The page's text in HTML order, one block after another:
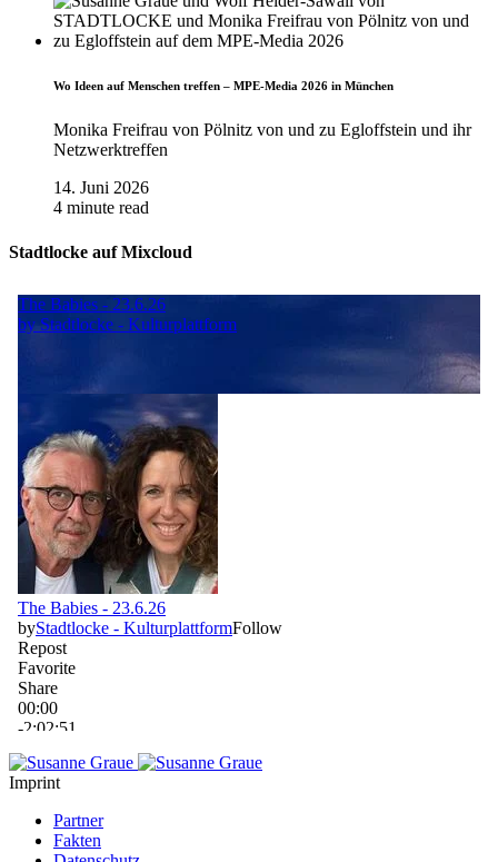
Wo Ideen auf Menschen treffen – MPE-Media 2026 in München
Monika Freifrau von Pölnitz von und zu Egloffstein und ihr
Netzwerktreffen
14. Juni 2026
4 minute read
Stadtlocke auf Mixcloud
Imprint
Partner
Fakten